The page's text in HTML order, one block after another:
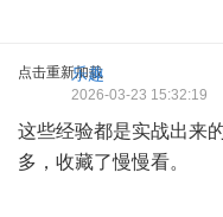
点击重新加载
乐趣
2026-03-23 15:32:19
这些经验都是实战出来
多，收藏了慢慢看。